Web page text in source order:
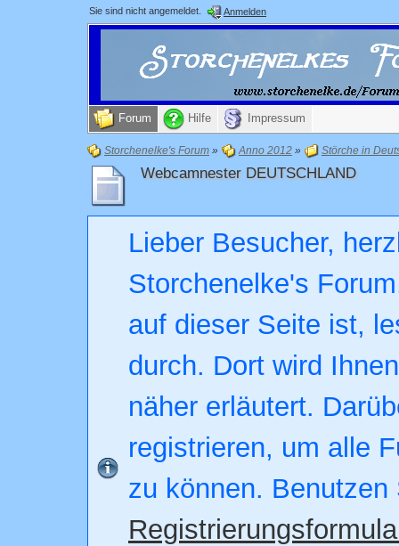
Sie sind nicht angemeldet. Anmelden
Forum Hilfe Impressum
Storchenelke's Forum » Anno 2012 » Störche in
Webcamnester DEUTSCHLAND
Lieber Besucher,
Storchenelke's
auf dieser Seite ist,
durch. Dort wird
näher erläutert.
registrieren, um alle
zu können. Benutzen